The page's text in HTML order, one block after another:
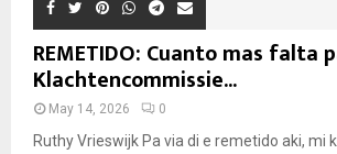
REMETIDO: Cuanto mas falta
Klachtencommissie...
May 14, 2026 0
Ruthy Vrieswijk Pa via di e remetido aki, mi